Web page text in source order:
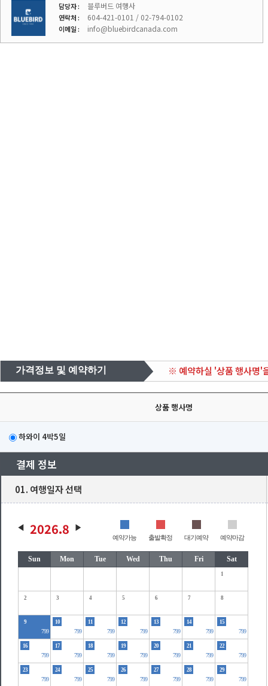
담당자 : 블루버드 여행사
연락처 : 604-421-0101 / 02-794-0102
이메일 : info@bluebirdcanada.com
가격정보 및 예약하기 ※ 예약하실 '상품 행사명'
상품 행사명
하와이 4박5일
결제 정보
01. 여행일자 선택
2026.8 예약가능 출발확정 대기예약 예약마감
Sun Mon Tue Wed Thu Fri Sat
1
2 3 4 5 6 7 8
9
799
10
799
11
799
12
799
13
799
14
799
15
799
16
799
17
799
18
799
19
799
20
799
21
799
22
799
23
799
24
799
25
799
26
799
27
799
28
799
29
799